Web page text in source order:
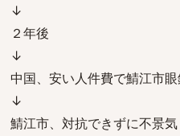
↓
２年後
↓
中国、安い人件費で鯖江市
↓
鯖江市、対抗できずに不景気